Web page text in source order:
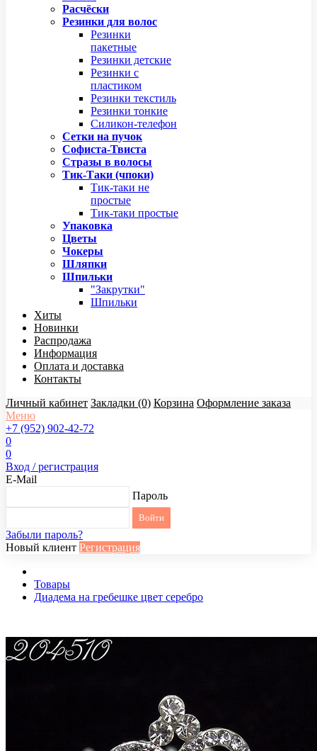
Расчёски
Резинки для волос
Резинки
пакетные
Резинки детские
Резинки с
пластиком
Резинки текстиль
Резинки тонкие
Силикон-телефон
Сетки на пучок
Софиста-Твиста
Стразы в волосы
Тик-Таки (чпоки)
Тик-таки не
простые
Тик-таки простые
Упаковка
Цветы
Чокеры
Шляпки
Шпильки
"Закрутки"
Шпильки
Хиты
Новинки
Распродажа
Информация
Оплата и доставка
Контакты
Личный кабинет Закладки (0) Корзина Оформление заказа
Меню
+7 (952) 902-42-72
0
0
Вход / регистрация
E-Mail
Пароль
Забыли пароль?
Новый клиент Регистрация
Товары
Диадема на гребешке цвет серебро